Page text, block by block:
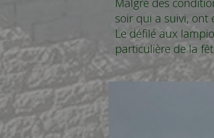
soir qui a suivi, ont
Le défilé aux
particulière de la